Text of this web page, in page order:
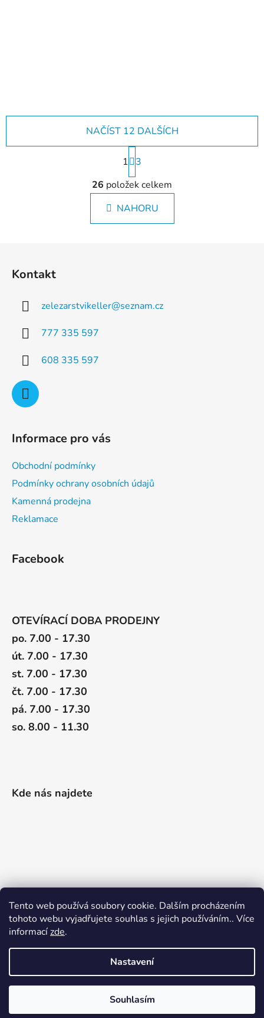
Tento web používá soubory cookie. Dalším procházením
tohoto webu vyjadřujete souhlas s jejich používáním.. Více
informacízde.
Nastavení
Souhlasím
O
v
l
á
d
v
NAČÍST 12 DALŠÍCH
S
t
r
á
n
k
1
3
26 položek celkem
NAHORU
Kontakt
zelezarstvikeller@seznam.cz
777 335 597
608 335 597
Informace pro vás
Obchodní podmínky
Podmínky ochrany osobních údajů
Kamenná prodejna
Reklamace
Facebook
OTEVÍRACÍ DOBA PRODEJNY
po. 7.00 - 17.30
út. 7.00 - 17.30
st. 7.00 - 17.30
čt. 7.00 - 17.30
pá. 7.00 - 17.30
so. 8.00 - 11.30
Kde nás najdete
Vytvořil Shoptet|Realizoval Appgrade
Železářství Keller